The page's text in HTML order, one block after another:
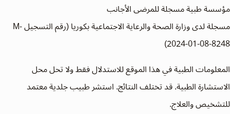
مؤسسة طبية مسجلة للمرضى الأجانب
مسجلة لدى وزارة الصحة والرعاية الاجتماعية بكوريا (رقم التسجيل M-
2024-01-08-8248)
المعلومات الطبية في هذا الموقع للاستدلال فقط ولا تحل محل
الاستشارة الطبية. قد تختلف النتائج. استشر طبيب جلدية معتمد
للتشخيص والعلاج.